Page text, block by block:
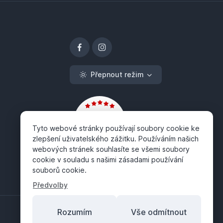
Přepnout režim
Tyto webové stránky používají soubory cookie ke
zlepšení uživatelského zážitku. Používáním našich
webových stránek souhlasíte se všemi soubory
cookie v souladu s našimi zásadami používání
souborů cookie.
Předvolby
Rozumím Vše odmítnout